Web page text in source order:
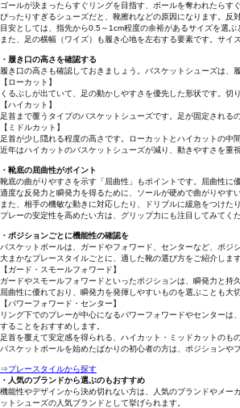
ゴールが決まったらすぐリングを目指す、ボールを奪われたら
ぴったりすぎるシューズだと、靴擦れなどの原因になります。
目安としては、指先から0.5～1cm程度の余裕があるサイズを選
また、足の横幅（ワイズ）も履き心地を左右する要素です。サ
・履き口の高さを確認する
履き口の高さも確認しておきましょう。バスケットシューズは
【ローカット】
くるぶしが出ていて、足の動かしやすさを優先した形状です。
【ハイカット】
足首まで覆うタイプのバスケットシューズです。足が固定され
【ミドルカット】
足首が少し隠れる程度の高さです。ローカットとハイカットの中
近年はハイカットのバスケットシューズが減り、動きやすさを
・靴底の屈曲性がポイント
靴底の曲がりやすさを示す「屈曲性」もポイントです。屈曲性
適度な反発力と瞬発力を得るために、ソールが硬めで曲がりやす
また、相手の機敏な動きに対応したり、ドリブルに緩急をつけ
プレーの安定性を高めたい方は、グリップ力にも注目してみてくだ
・ポジションごとに機能性の確認を
バスケットボールは、ガードやフォワード、センターなど、ポ
大まかなプレースタイルごとに、適した靴の選び方をご紹介します
【ガード・スモールフォワード】
ガードやスモールフォワードといったポジションは、瞬発力と
屈曲性に優れており、瞬発力を発揮しやすいものを選ぶことも大切
【パワーフォワード・センター】
リング下でのプレーが中心になるパワーフォワードやセンター
することをおすすめします。
足首を覆えて安定感を得られる、ハイカット・ミッドカットのも
バスケットボールを始めたばかりの初心者の方は、ポジション
⇒プレースタイルから探す
・人気のブランドから選ぶのもおすすめ
機能性やデザインから決め切れない方は、人気のブランドやメ
ットシューズの人気ブランドとして挙げられます。